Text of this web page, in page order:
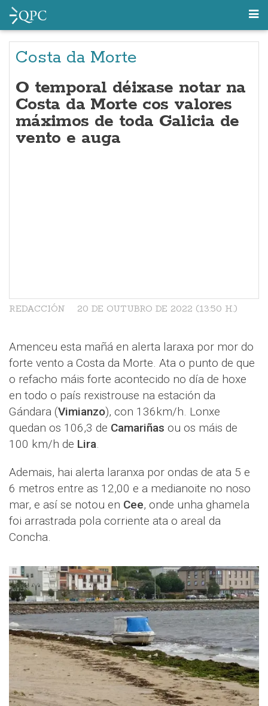
Costa da Morte
O temporal déixase notar na
Costa da Morte cos valores
máximos de toda Galicia de
vento e auga
20 DE OUTUBRO DE 2022 (13:50 H.)
REDACCIÓN
Amenceu esta mañá en alerta laraxa por mor do
forte vento a Costa da Morte. Ata o punto de que
o refacho máis forte acontecido no día de hoxe
en todo o país rexistrouse na estación da
Gándara (Vimianzo), con 136km/h. Lonxe
quedan os 106,3 de Camariñas ou os máis de
100 km/h de Lira.
Ademais, hai alerta laranxa por ondas de ata 5 e
6 metros entre as 12,00 e a medianoite no noso
mar, e así se notou en Cee, onde unha ghamela
foi arrastrada pola corriente ata o areal da
Concha.